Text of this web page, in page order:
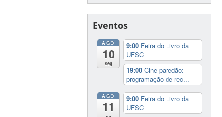
Eventos
AGO
10
seg
9:00 Feira do Livro da
UFSC
19:00Cine paredão:
programação de rec...
AGO
11
9:00 Feira do Livro da
UFSC